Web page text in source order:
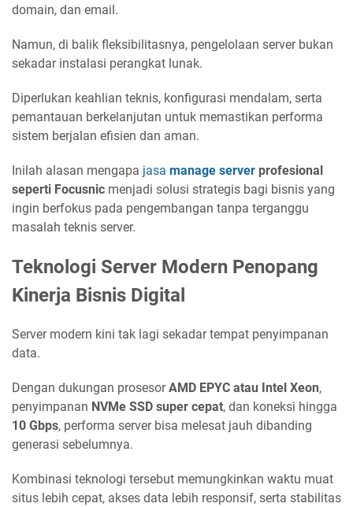
domain, dan email.
Namun, di balik fleksibilitasnya, pengelolaan server bukan
sekadar instalasi perangkat lunak.
Diperlukan keahlian teknis, konfigurasi mendalam, serta
pemantauan berkelanjutan untuk memastikan performa
sistem berjalan efisien dan aman.
Inilah alasan mengapa jasa manage server profesional
seperti Focusnic menjadi solusi strategis bagi bisnis yang
ingin berfokus pada pengembangan tanpa terganggu
masalah teknis server.
Teknologi Server Modern Penopang
Kinerja Bisnis Digital
Server modern kini tak lagi sekadar tempat penyimpanan
data.
Dengan dukungan prosesorAMD EPYC atau Intel Xeon,
penyimpanan NVMe SSD super cepat, dan koneksi hingga
10 Gbps, performa server bisa melesat jauh dibanding
generasi sebelumnya.
Kombinasi teknologi tersebut memungkinkan waktu muat
situs lebih cepat, akses data lebih responsif, serta stabilitas